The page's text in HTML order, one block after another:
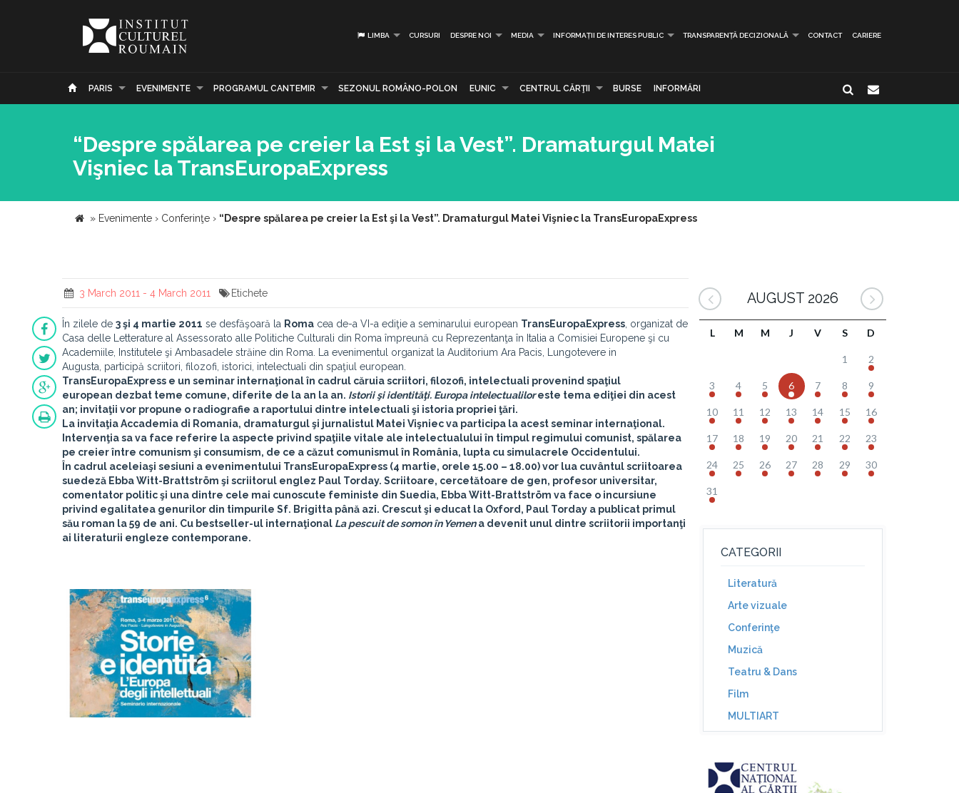
LIMBA CURSURI DESPRE NOI MEDIA INFORMAȚII DE INTERES PUBLIC TRANSPARENȚĂ DECIZIONALĂ CONTACT CARIERE
PARIS EVENIMENTE PROGRAMUL CANTEMIR SEZONUL ROMÂNO-POLON EUNIC CENTRUL CĂRŢII BURSE INFORMĂRI
“Despre spălarea pe creier la Est şi la Vest”. Dramaturgul Matei
Vişniec la TransEuropaExpress
» Evenimente › Conferinţe › “Despre spălarea pe creier la Est şi la Vest”. Dramaturgul Matei Vişniec la TransEuropaExpress
3 March 2011 - 4 March 2011 Etichete
În zilele de 3 şi 4 martie 2011 se desfăşoară la Roma cea de-a VI-a ediţie a seminarului european TransEuropaExpress , organizat de
Casa delle Letterature al Assessorato alle Politiche Culturali din Roma împreună cu Reprezentanţa în Italia a Comisiei Europene şi cu
Academiile, Institutele şi Ambasadele străine din Roma. La evenimentul organizat la Auditorium Ara Pacis, Lungotevere in
Augusta, participă scriitori, filozofi, istorici, intelectuali din spaţiul european.
TransEuropaExpress e un seminar internaţional în cadrul căruia scriitori, filozofi, intelectuali provenind spaţiul
european dezbat teme comune, diferite de la an la an. Istorii şi identităţi. Europa intelectualiloreste tema ediţiei din acest
an; invitaţii vor propune o radiografie a raportului dintre intelectuali şi istoria propriei ţări.
La invitaţiaAccademia di Romania, dramaturgul şi jurnalistul Matei Vişniecva participa la acest seminar internaţional.
Intervenţia sa va face referire la aspecte privind spaţiile vitale ale intelectualului în timpul regimului comunist, spălarea
pe creier între comunism şi consumism, de ce a căzut comunismul în România, lupta cu simulacrele Occidentului.
În cadrul aceleiaşi sesiuni a evenimentului TransEuropaExpress (4 martie, orele 15.00 – 18.00) vor lua cuvântul scriitoarea
suedeză Ebba Witt-Brattström şi scriitorul englez Paul Torday. Scriitoare, cercetătoare de gen, profesor universitar,
comentator politic şi una dintre cele mai cunoscute feministe din Suedia, Ebba Witt-Brattström va face o incursiune
privind egalitatea genurilor din timpurile Sf. Brigitta până azi. Crescut şi educat la Oxford, Paul Torday a publicat primul
său roman la 59 de ani. Cu bestseller-ul internaţional La pescuit de somon în Yemena devenit unul dintre scriitorii importanţi
ai literaturii engleze contemporane.
AUGUST 2026
L M M J V S D
1 2
3 4 5 6 7 8 9
10 11 12 13 14 15 16
17 18 19 20 21 22 23
24 25 26 27 28 29 30
31
CATEGORII
Literatură
Arte vizuale
Conferinţe
Muzică
Teatru & Dans
Film
MULTIART